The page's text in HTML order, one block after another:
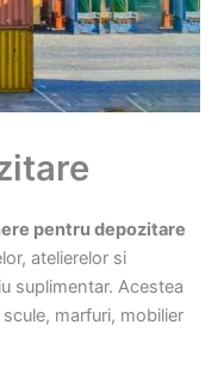
pentru depozitare
atelierelor si
suplimentar. Acestea
marfuri, mobilier